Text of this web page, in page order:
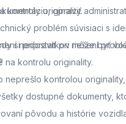
kontroly originality.
opraviť
problém súvisiaci s
nedostatkov môže byť
na kontrolu originality.
si pripraviť pri riešení
neprešlo kontrolou
dostupné dokumenty,
pôvodu a histórie